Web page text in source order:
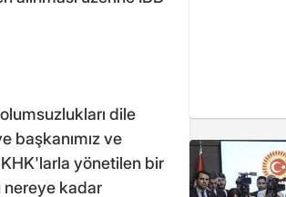
dile
başkanımız ve
KHK'larla yönetilen bir
nereye kadar